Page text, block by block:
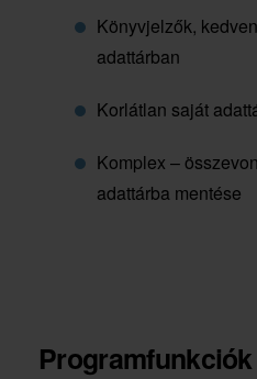
Könyvjelzők,
adattárban
Korlátlan saját
Komplex –
adattárba mentése
Programfunkciók